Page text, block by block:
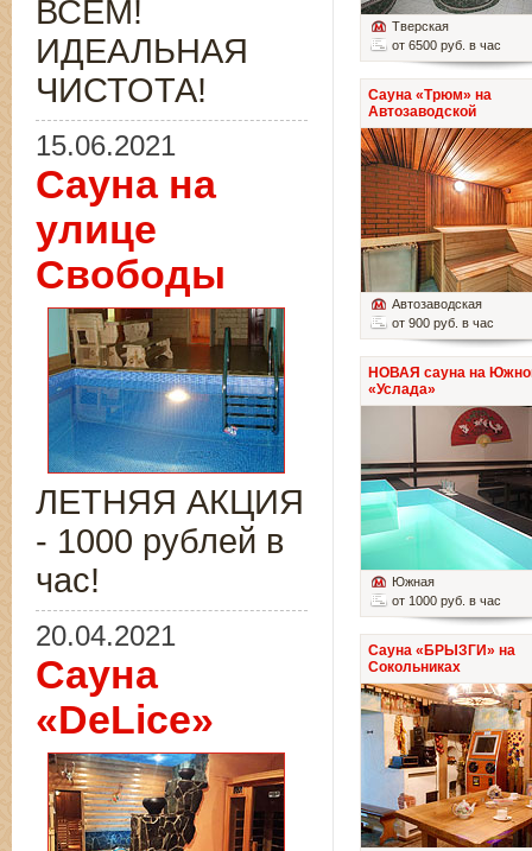
Тверская
от 6500 руб. в час
Сауна «Трюм» на
Автозаводской
Автозаводская
от 900 руб. в час
НОВАЯ сауна на
«Услада»
Южная
от 1000 руб. в час
Сауна «БРЫЗГИ» на
Сокольниках
ВСЁМ!
ИДЕАЛЬНАЯ
ЧИСТОТА!
15.06.2021
Сауна на
улице
Свободы
ЛЕТНЯЯ АКЦИЯ
- 1000 рублей в
час!
20.04.2021
Сауна
«DeLice»